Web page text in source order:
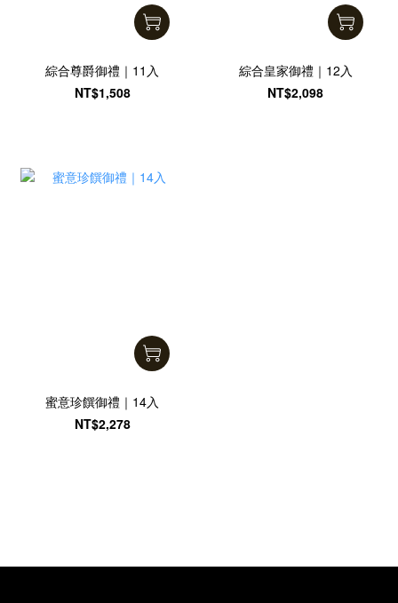
綜合尊爵御禮｜11入
NT$1,508
綜合皇家御禮｜12入
NT$2,098
蜜意珍饌御禮｜14入
NT$2,278